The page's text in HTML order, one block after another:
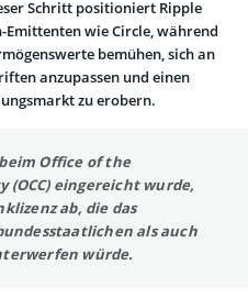
Schritt positioniert Ripple
wie Circle, während
bemühen, sich an
anzupassen und einen
zu erobern.
Office of the
eingereicht wurde,
ab, die das
als auch
würde.